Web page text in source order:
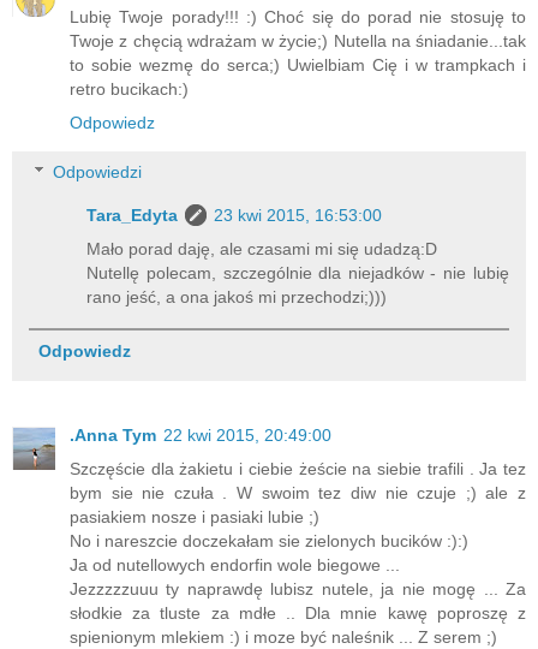
Lubię Twoje porady!!! :) Choć się do porad nie stosuję to
Twoje z chęcią wdrażam w życie;) Nutella na śniadanie...tak
to sobie wezmę do serca;) Uwielbiam Cię i w trampkach i
retro bucikach:)
Odpowiedz
Odpowiedzi
Tara_Edyta
23 kwi 2015, 16:53:00
Mało porad daję, ale czasami mi się udadzą:D
Nutellę polecam, szczególnie dla niejadków - nie lubię
rano jeść, a ona jakoś mi przechodzi;)))
Odpowiedz
.Anna Tym 22 kwi 2015, 20:49:00
Szczęście dla żakietu i ciebie żeście na siebie trafili . Ja tez
bym sie nie czuła . W swoim tez diw nie czuje ;) ale z
pasiakiem nosze i pasiaki lubie ;)
No i nareszcie doczekałam sie zielonych bucików :):)
Ja od nutellowych endorfin wole biegowe ...
Jezzzzzuuu ty naprawdę lubisz nutele, ja nie mogę ... Za
słodkie za tluste za mdłe .. Dla mnie kawę poproszę z
spienionym mlekiem :) i moze być naleśnik ... Z serem ;)